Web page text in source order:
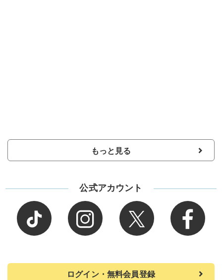
もっと見る
公式アカウント
ログイン・無料会員登録